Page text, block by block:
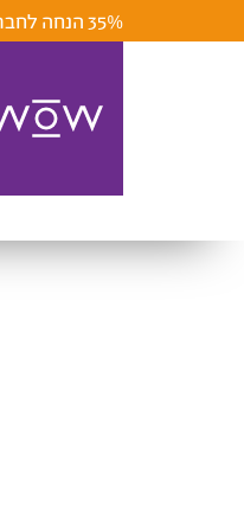
35% הנחה לחברי מועדון ומצטרפים חדשים |